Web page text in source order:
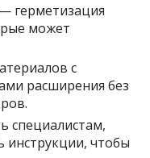
герметизация
может
с
расширения без
специалистам,
инструкции, чтобы